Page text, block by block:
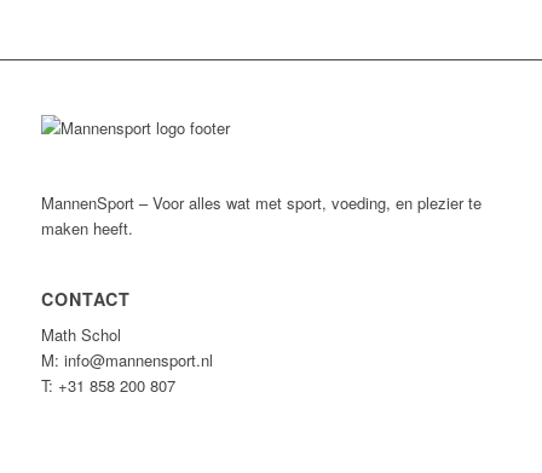
MannenSport – Voor alles wat met sport, voeding, en plezier te
maken heeft.
CONTACT
Math Schol
M: info@mannensport.nl
T: +31 858 200 807